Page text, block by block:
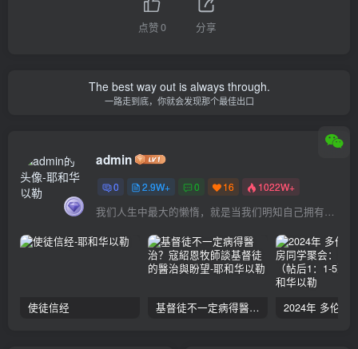
点赞0 分享
The best way out is always through.
一路走到底，你就会发现那个最佳出口
admin
0 2.9W+ 0 16 1022W+
我们人生中最大的懒惰，就是当我们明知自己拥有作出选择的能力，却不去主动改变而是放任它的生活态度
使徒信经 基督徒不一定病得醫治？寇紹恩牧師談基督徒的醫治與盼望